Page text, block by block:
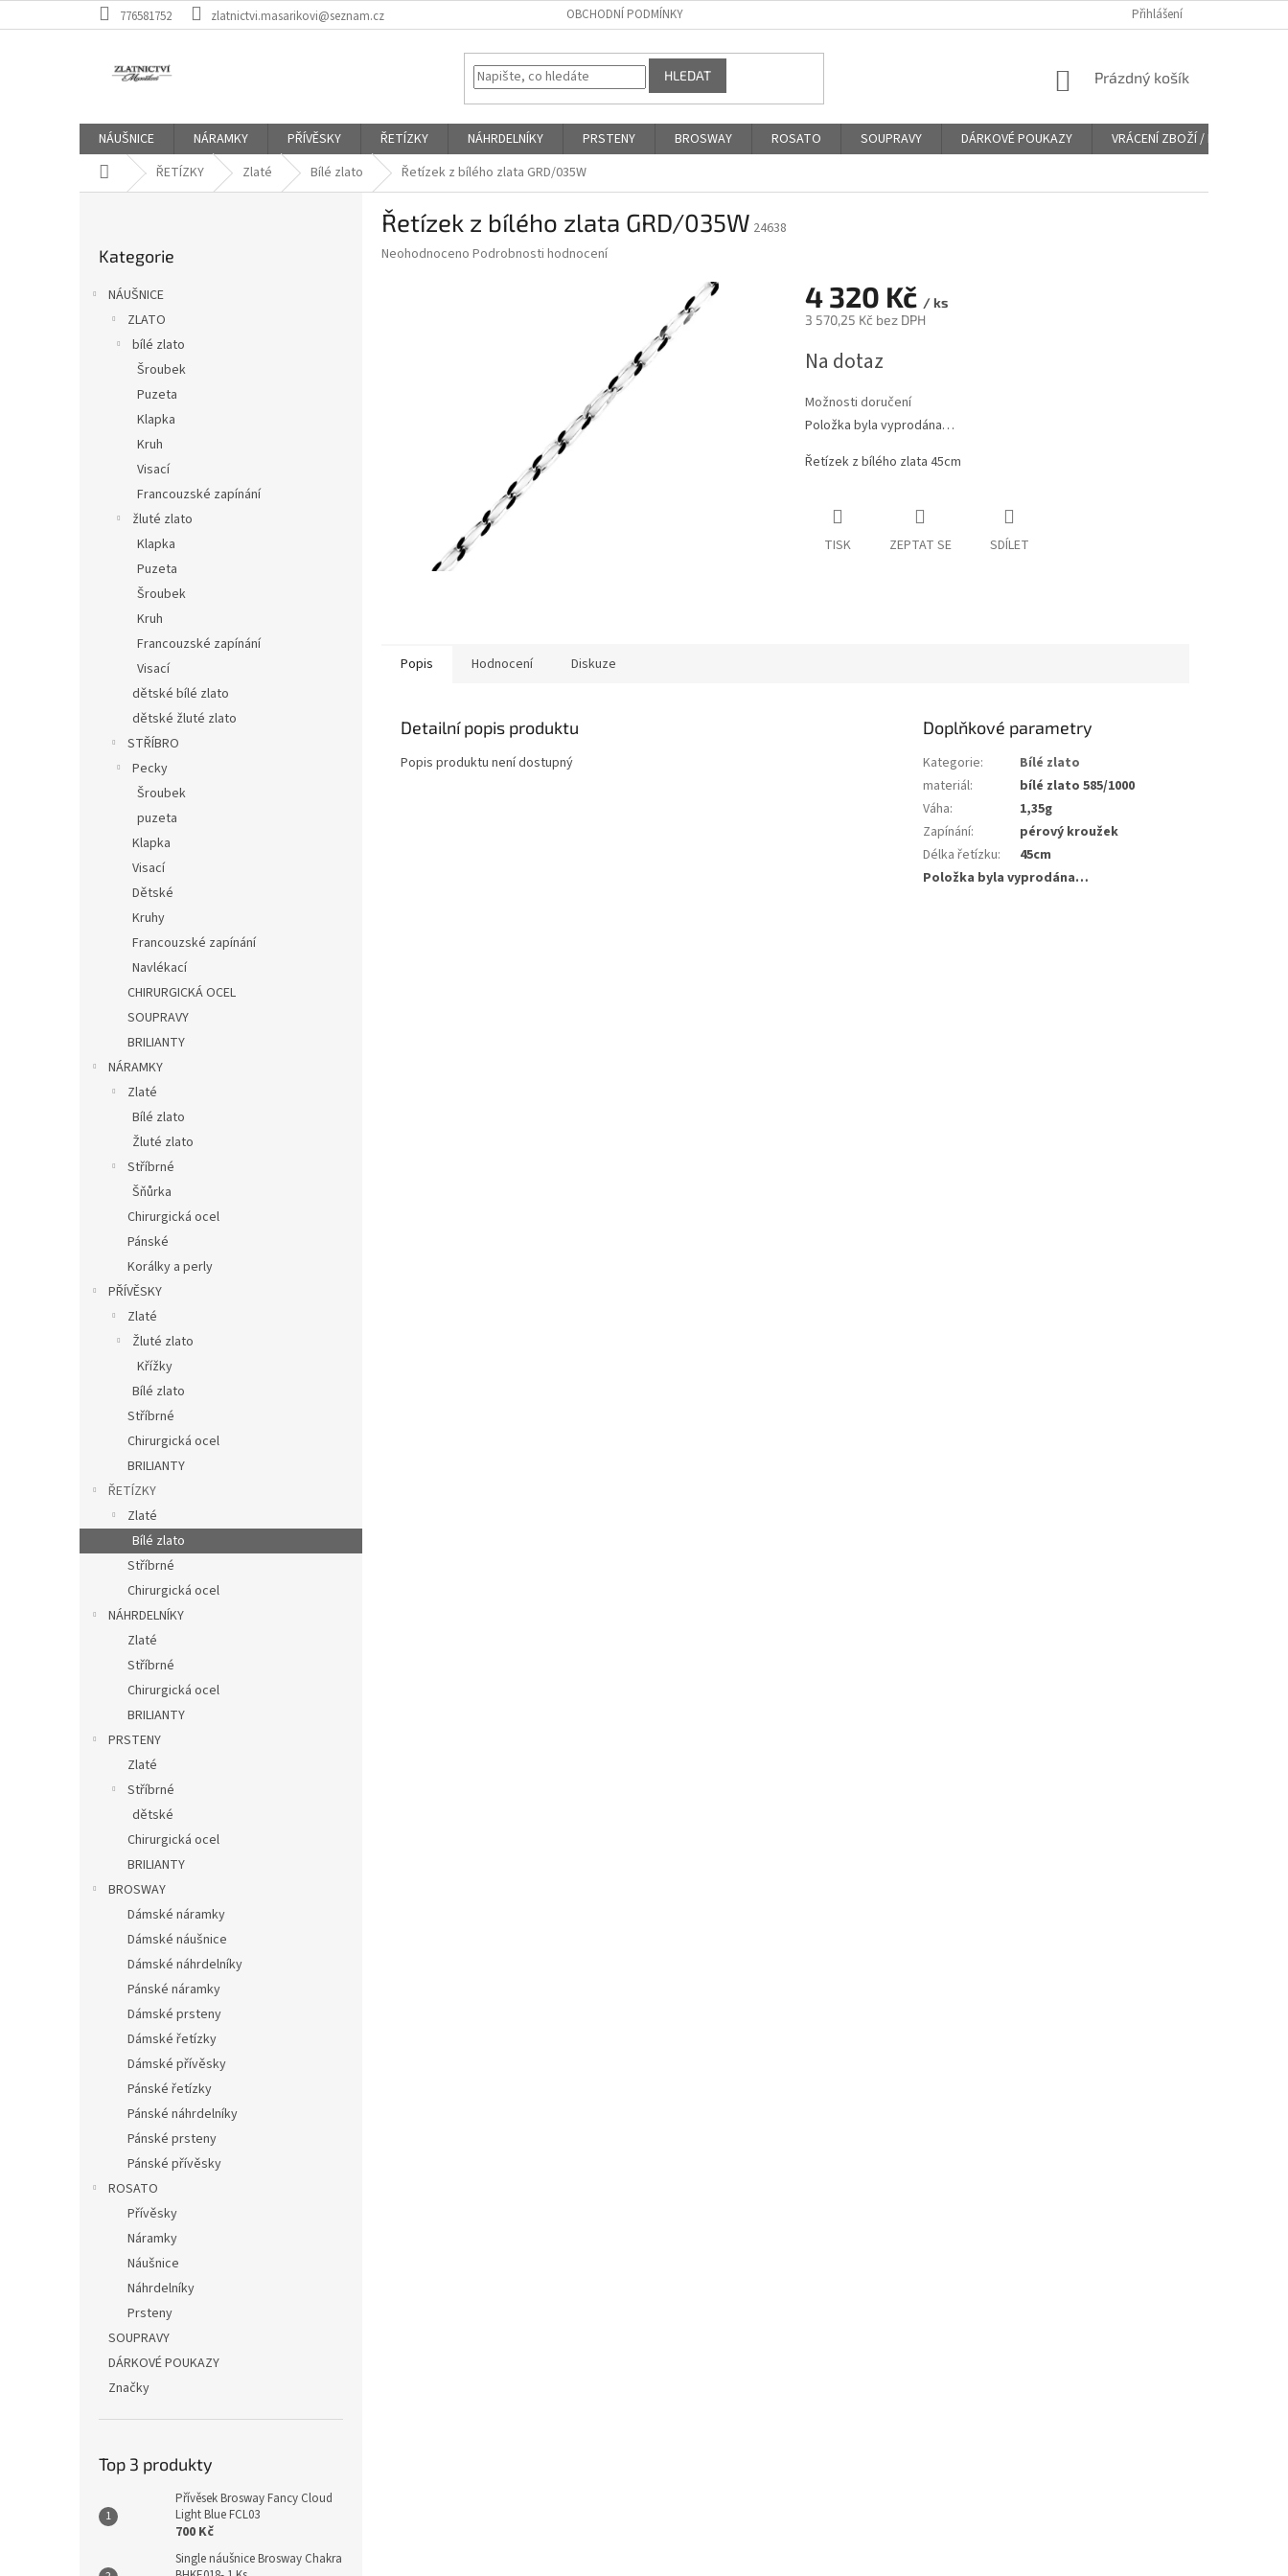
na
776581752 zlatnictvi.masarikovi@seznam.cz OBCHODNÍ PODMÍNKY Přihlášení
HLEDAT
NÁKUPNÍ
Prázdný košík
NÁUŠNICE NÁRAMKY PŘÍVĚSKY ŘETÍZKY NÁHRDELNÍKY PRSTENY BROSWAY ROSATO SOUPRAVY DÁRKOVÉ POUKAZY
VRÁCENÍ ZBOŽÍ / REKLAMACE
Domů ŘETÍZKY Zlaté Bílé zlato Řetízek z bílého zlata GRD/035W
kategorie
Kategorie
NÁUŠNICE
ZLATO
bílé zlato
Šroubek
Puzeta
Klapka
Kruh
Visací
Francouzské zapínání
žluté zlato
Klapka
Puzeta
Šroubek
Kruh
Francouzské zapínání
Visací
dětské bílé zlato
dětské žluté zlato
STŘÍBRO
Pecky
Šroubek
puzeta
Klapka
Visací
Dětské
Kruhy
Francouzské zapínání
Navlékací
CHIRURGICKÁ OCEL
SOUPRAVY
BRILIANTY
NÁRAMKY
Zlaté
Bílé zlato
Žluté zlato
Stříbrné
Šňůrka
Chirurgická ocel
Pánské
Korálky a perly
PŘÍVĚSKY
Zlaté
Žluté zlato
Křížky
Bílé zlato
Stříbrné
Chirurgická ocel
BRILIANTY
ŘETÍZKY
Zlaté
Bílé zlato
Stříbrné
Chirurgická ocel
NÁHRDELNÍKY
Zlaté
Stříbrné
Chirurgická ocel
BRILIANTY
PRSTENY
Zlaté
Stříbrné
dětské
Chirurgická ocel
BRILIANTY
BROSWAY
Dámské náramky
Dámské náušnice
Dámské náhrdelníky
Pánské náramky
Dámské prsteny
Dámské řetízky
Dámské přívěsky
Pánské řetízky
Pánské náhrdelníky
Pánské prsteny
Pánské přívěsky
ROSATO
Přívěsky
Náramky
Náušnice
Náhrdelníky
Prsteny
SOUPRAVY
DÁRKOVÉ POUKAZY
Značky
Top 3 produkty
Přívěsek Brosway Fancy Cloud
Light Blue FCL03
700 Kč
Single náušnice Brosway Chakra
Řetízek z bílého zlata GRD/035W 24638
Průměrné
Neohodnoceno Podrobnosti hodnocení
4 320 Kč / ks
3 570,25 Kč bez DPH
cena:
Na dotaz
Možnosti doručení
Položka byla vyprodána…
Řetízek z bílého zlata 45cm
TISK ZEPTAT SE SDÍLET
Popis Hodnocení Diskuze
Detailní popis produktu
Popis produktu není dostupný
Doplňkové parametry
Kategorie:
Bílé zlato
materiál:
bílé zlato 585/1000
Váha:
1,35g
Zapínání:
pérový kroužek
Délka řetízku:
45cm
Položka byla vyprodána…